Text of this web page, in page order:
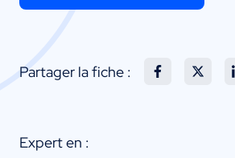
Partager la fiche :
Expert en :